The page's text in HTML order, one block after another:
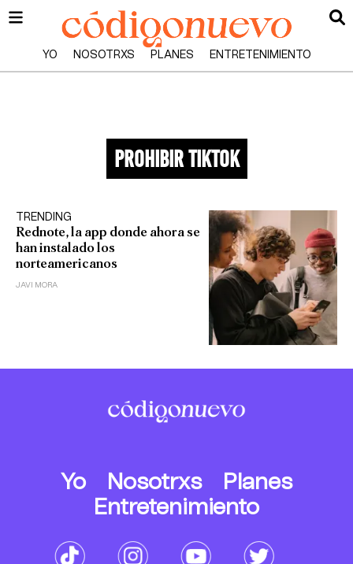
YO NOSOTRXS PLANES ENTRETENIMIENTO
prohibir tiktok
TRENDING
Rednote, la app donde ahora se
han instalado los
norteamericanos
JAVI MORA
Yo Nosotrxs
Planes
Entretenimiento